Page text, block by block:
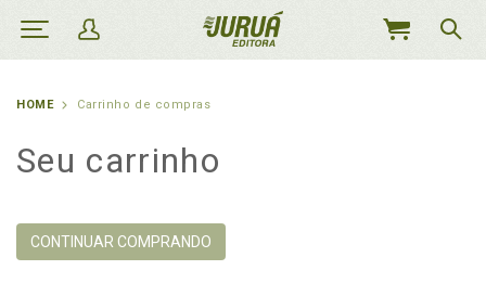
MEU
HOME Carrinho de compras
Seu carrinho
CONTINUAR COMPRANDO